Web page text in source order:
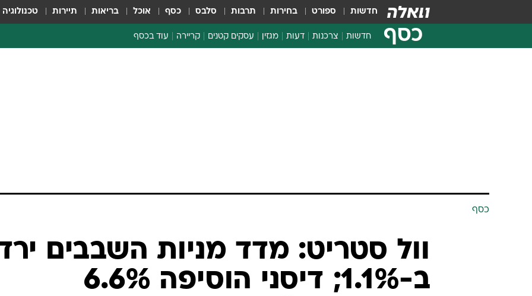
חדשות ספורט בחירות תרבות סלבס כסף אוכל בריאות תיירות טכנולוגיה
כסף חדשות צרכנות דעות מגזין עסקים קטנים קריירה עוד בכסף
כסף
וול סטריט: מדד מניות השבבים
ב-1.1%; דיסני הוסיפה 6.6%